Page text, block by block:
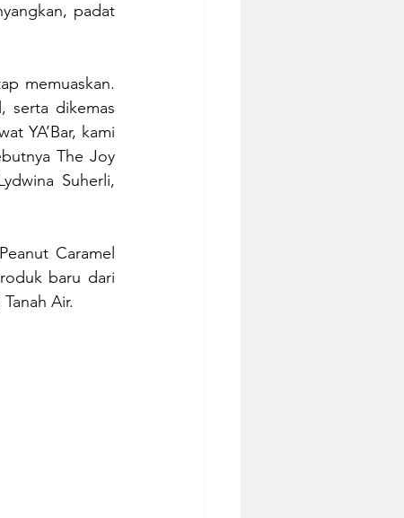
padat
memuaskan.
serta dikemas
YA’Bar, kami
The Joy
Suherli,
Caramel
baru dari
Air.